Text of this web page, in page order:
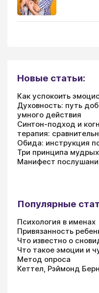
Новые статьи:
Как успокоить
Духовность: путь
умного действия
Синтон-подход и
терапия:
Обида: инструкция
Три принципа
Манифест
Популярные
Психология в именах
Привязанность
Что известно о
Что такое эмоции и
Метод опроса
Кеттел, Рэймонд